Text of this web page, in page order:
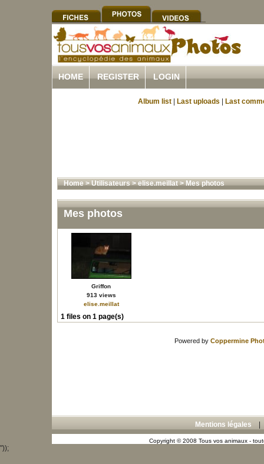
HOME REGISTER LOGIN
Album list Last uploads Last
Home>Utilisateurs>elise.meillat>Mes photos
Mes photos
Griffon
913 views
elise.meillat
1 files on 1 page(s)
Powered by Coppermine
Mentions légales
Copyright © 2008 Tous vos animaux -
"));